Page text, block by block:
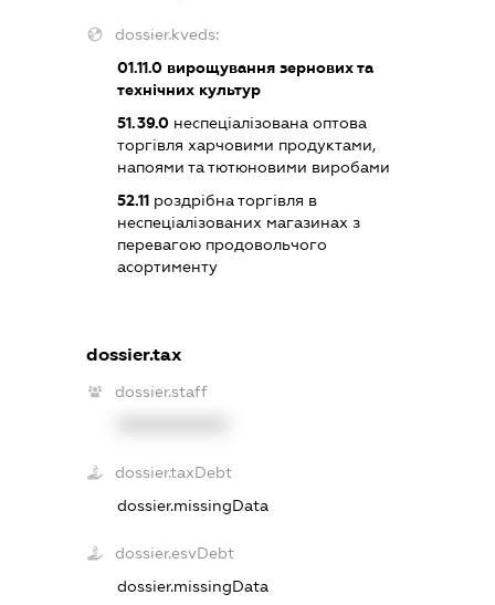
dossier.kveds:
01.11.0вирощування зернових та
технічних культур
51.39.0неспеціалізована оптова
торгівля харчовими продуктами,
напоями та тютюновими виробами
52.11роздрібна торгівля в
неспеціалізованих магазинах з
перевагою продовольчого
асортименту
dossier.tax
dossier.staff
dossier.taxDebt
dossier.missingData
dossier.esvDebt
dossier.missingData